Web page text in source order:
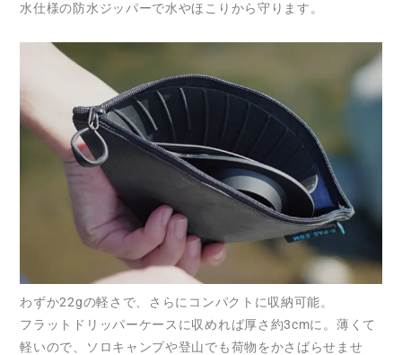
水仕様の防水ジッパーで水やほこりから守ります。
わずか22gの軽さで、さらにコンパクトに収納可能。
フラットドリッパーケースに収めれば厚さ約3cmに。薄くて
軽いので、ソロキャンプや登山でも荷物をかさばらせませ